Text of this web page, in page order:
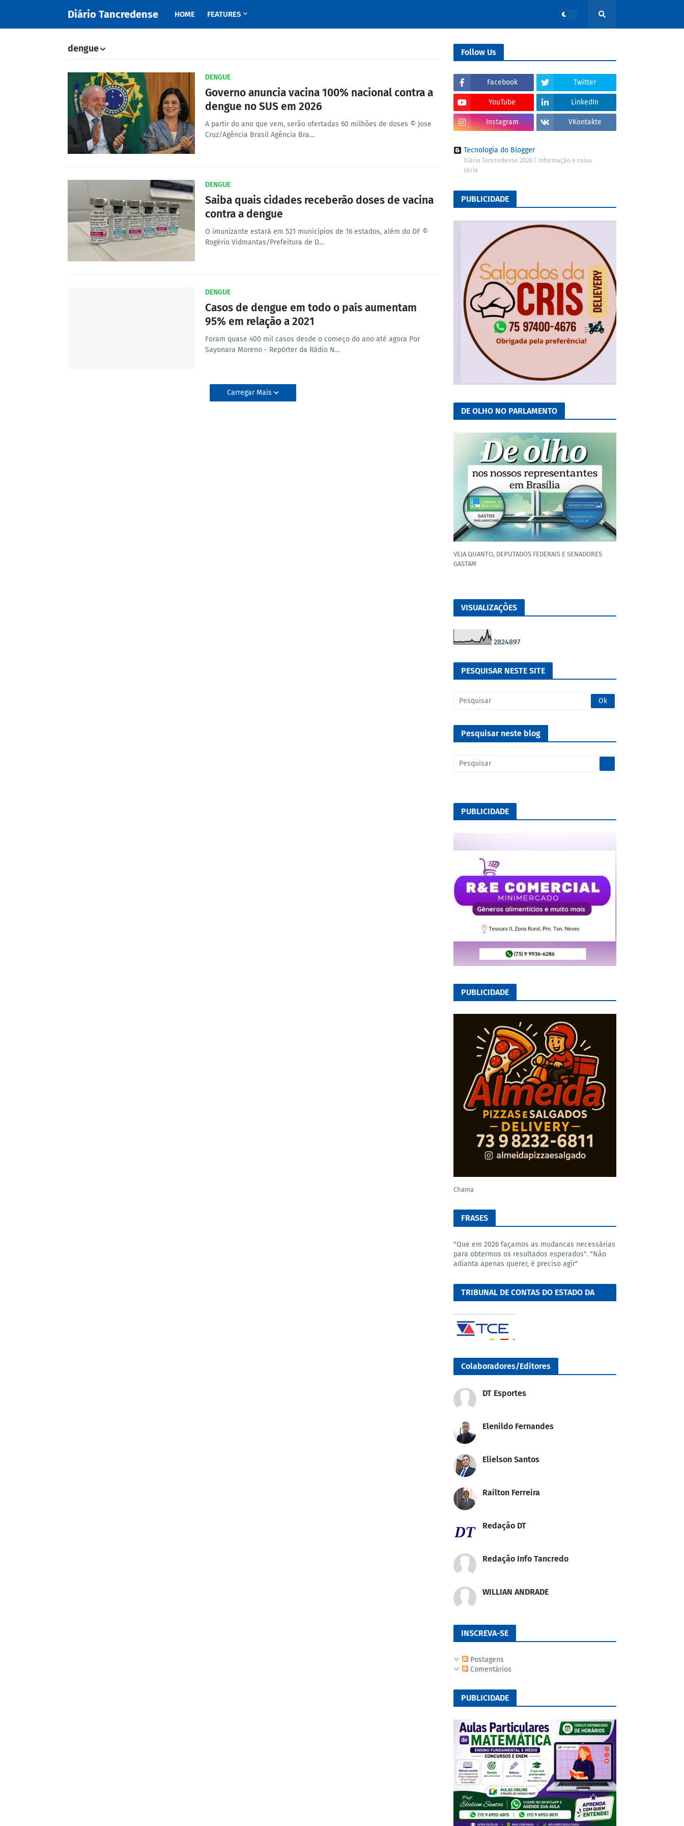
Diário Tancredense HOME FEATURES
dengue
DENGUE
Governo anuncia vacina 100% nacional contra a
dengue no SUS em 2026
A partir do ano que vem, serão ofertadas 60 milhões de doses © Jose
Cruz/Agência Brasil Agência Bra…
DENGUE
Saiba quais cidades receberão doses de vacina
contra a dengue
O imunizante estará em 521 municípios de 16 estados, além do DF ©
Rogério Vidmantas/Prefeitura de D…
DENGUE
Casos de dengue em todo o país aumentam
95% em relação a 2021
Foram quase 400 mil casos desde o começo do ano até agora Por
Sayonara Moreno - Repórter da Rádio N…
Carregar Mais
Follow Us
Facebook Twitter
YouTube LinkedIn
Instagram VKontakte
Tecnologia do Blogger
Diário Tancredense 2026 | Informação é coisa
séria
PUBLICIDADE
DE OLHO NO PARLAMENTO
VEJA QUANTO, DEPUTADOS FEDERAIS E SENADORES
GASTAM
VISUALIZAÇÕES
2824897
PESQUISAR NESTE SITE
Pesquisar neste blog
PUBLICIDADE
PUBLICIDADE
Chama
FRASES
"Que em 2026 façamos as mudancas necessárias
para obtermos os resultados esperados". "Não
adianta apenas querer, é preciso agir"
TRIBUNAL DE CONTAS DO ESTADO DA
Colaboradores/Editores
DT Esportes
Elenildo Fernandes
Elielson Santos
Railton Ferreira
Redação DT
Redação Info Tancredo
WILLIAN ANDRADE
INSCREVA-SE
Postagens
Comentários
PUBLICIDADE